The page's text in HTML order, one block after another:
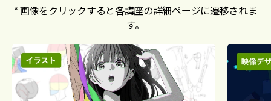
* 画像をクリックすると各講座の詳細ページに遷移されま
す。